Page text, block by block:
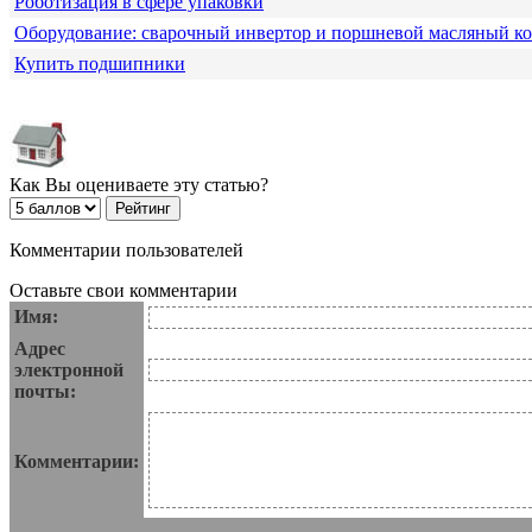
Оборудование: сварочный инвертор и поршневой масляный
Купить подшипники
Как Вы оцениваете эту статью?
Комментарии пользователей
Оставьте свои комментарии
Имя:
Адрес
электронной
почты:
Комментарии: